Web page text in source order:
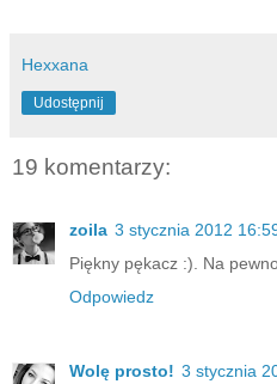
Hexxana
Udostępnij
19 komentarzy:
zoila 3 stycznia 2012
Piękny pękacz :). Na
Odpowiedz
Wolę prosto! 3 stycznia